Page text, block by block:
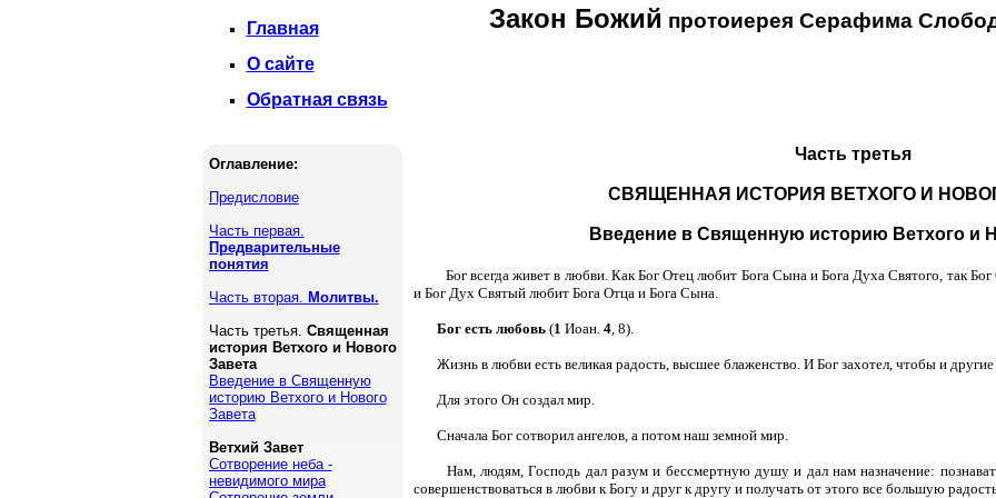
Закон Божий протоиерея Серафима
Часть третья
СВЯЩЕННАЯ ИСТОРИЯ ВЕТХОГО И
Введение в Священную историю Ветхого и
Бог всегда живет в любви. Как Бог Отец любит Бога Сына и Бога Духа Святого, так
и Бог Дух Святый любит Бога Отца и Бога Сына.
Бог есть любовь(1 Иоан. 4, 8).
Жизнь в любви есть великая радость, высшее блаженство. И Бог захотел, чтобы и
Для этого Он создал мир.
Сначала Бог сотворил ангелов, а потом наш земной мир.
Нам, людям, Господь дал разум и бессмертную душу и дал нам назначение:
совершенствоваться в любви к Богу и друг к другу и получать от этого все большую
Оглавление:
Предисловие
Часть первая.
Предварительные
понятия
Часть вторая. Молитвы.
Часть третья. Священная
история Ветхого и Нового
Завета
Введение в Священную
историю Ветхого и Нового
Завета
Ветхий Завет
Сотворение неба -
невидимого мира
Главная
О сайте
Обратная связь